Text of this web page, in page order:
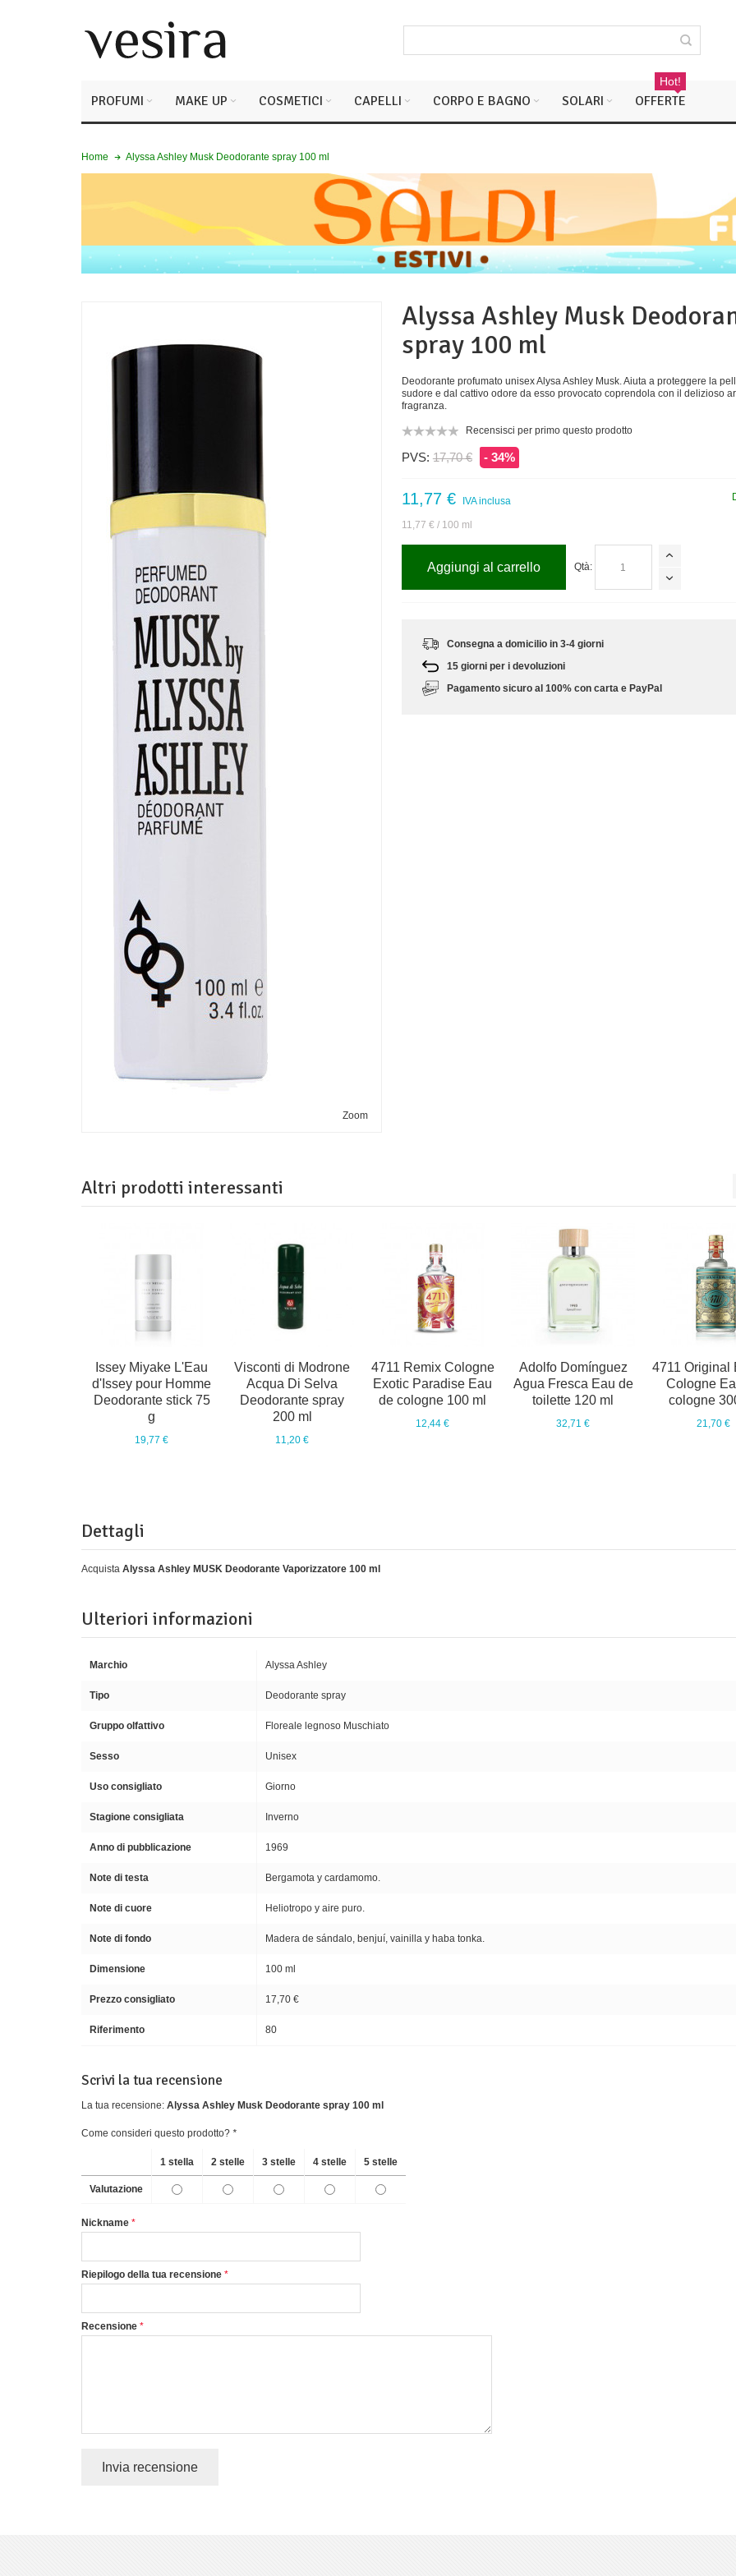
PROFUMI MAKE UP COSMETICI CAPELLI CORPO E BAGNO SOLARI OFFERTE
Hot!
Home Alyssa Ashley Musk Deodorante spray 100 ml
Zoom
Alyssa Ashley Musk
spray 100 ml
Deodorante profumato unisex Alysa Ashley Musk. Aiuta a proteggere la
sudore e dal cattivo odore da esso provocato coprendola con il delizioso
fragranza.
Recensisci per primo questo prodotto
PVS: 17,70 € - 34%
11,77 € IVA inclusa
11,77 €/ 100 ml
Qtà:
Aggiungi al carrello
Consegna a domicilio in 3-4 giorni
15 giorni per i devoluzioni
Pagamento sicuro al 100% con carta e PayPal
Altri prodotti interessanti
Issey Miyake L'Eau
d'Issey pour Homme
Deodorante stick 75
g
19,77 €
Visconti di Modrone
Acqua Di Selva
Deodorante spray
200 ml
11,20 €
4711 Remix Cologne
Exotic Paradise Eau
de cologne 100 ml
12,44 €
Adolfo Domínguez
Agua Fresca Eau de
toilette 120 ml
32,71 €
4711 Original
Cologne
cologne
21,70 €
Dettagli
AcquistaAlyssa Ashley MUSK Deodorante Vaporizzatore 100 ml
Ulteriori informazioni
Marchio Alyssa Ashley
Tipo Deodorante spray
Gruppo olfattivo Floreale legnoso Muschiato
Sesso Unisex
Uso consigliato Giorno
Stagione consigliata Inverno
Anno di pubblicazione 1969
Note di testa Bergamota y cardamomo.
Note di cuore Heliotropo y aire puro.
Note di fondo Madera de sándalo, benjuí, vainilla y haba tonka.
Dimensione 100 ml
Prezzo consigliato 17,70 €
Riferimento 80
Scrivi la tua recensione
La tua recensione: Alyssa Ashley Musk Deodorante spray 100 ml
Come consideri questo prodotto?*
1 stella 2 stelle 3 stelle 4 stelle 5 stelle
Valutazione
Nickname
Riepilogo della tua recensione
Recensione
Invia recensione